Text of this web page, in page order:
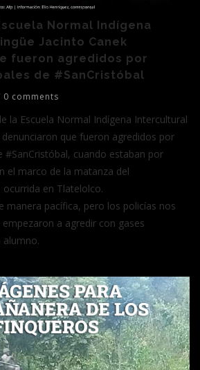
Normal Indígena
Jacinto Canek
fueron agredidos por
de #SanCristóbal
0 comments
la Escuela Normal Indígena Intercultural
denunciaron que fueron agredidos por
#SanCristóbal, cuando estaban por
el marco de la matanza del
en Tlatelolco.
manera pacífica, pero los policías nos
a agredir con gases
alumno.